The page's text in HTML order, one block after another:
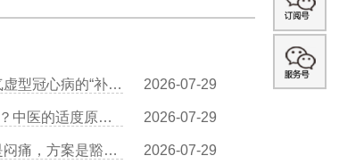
王清海医生：黄芪炖鸡、人参泡茶：心气虚型冠心病的“补气食谱” 2026-07-29
夏裕医生谈冠心病患者如何过好“性生活”？中医的适度原则是什么？ 2026-07-29
叶穗林医生谈痰浊闭阻型冠心病：症状是闷痛，方案是豁痰开结 2026-07-29